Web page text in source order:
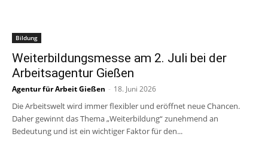
Bildung
Weiterbildungsmesse am 2. Juli bei der
Arbeitsagentur Gießen
Agentur für Arbeit Gießen - 18. Juni 2026
Die Arbeitswelt wird immer flexibler und eröffnet neue Chancen.
Daher gewinnt das Thema „Weiterbildung“ zunehmend an
Bedeutung und ist ein wichtiger Faktor für den...